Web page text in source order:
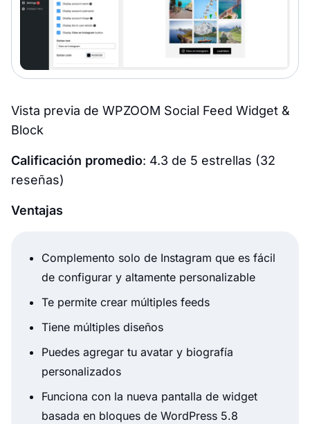
Vista previa de WPZOOM Social Feed Widget &
Block
Calificación promedio: 4.3 de 5 estrellas (32
reseñas)
Ventajas
Complemento solo de Instagram que es fácil
de configurar y altamente personalizable
Te permite crear múltiples feeds
Tiene múltiples diseños
Puedes agregar tu avatar y biografía
personalizados
Funciona con la nueva pantalla de widget
basada en bloques de WordPress 5.8